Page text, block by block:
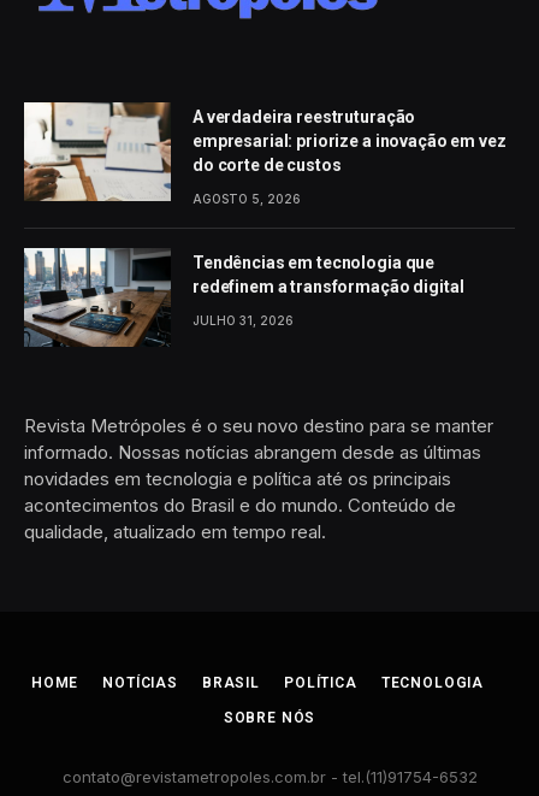
A verdadeira reestruturação
empresarial: priorize a inovação em vez
do corte de custos
AGOSTO 5, 2026
Tendências em tecnologia que
redefinem a transformação digital
JULHO 31, 2026
Revista Metrópoles é o seu novo destino para se manter
informado. Nossas notícias abrangem desde as últimas
novidades em tecnologia e política até os principais
acontecimentos do Brasil e do mundo. Conteúdo de
qualidade, atualizado em tempo real.
HOME NOTÍCIAS BRASIL POLÍTICA TECNOLOGIA
SOBRE NÓS
contato@revistametropoles.com.br- tel.(11)91754-6532